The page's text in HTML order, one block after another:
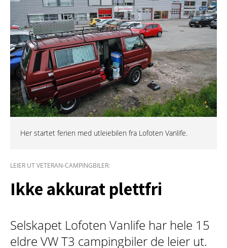
Her startet ferien med utleiebilen fra Lofoten Vanlife.
LEIER UT VETERAN-CAMPINGBILER:
Ikke akkurat plettfri
Selskapet Lofoten Vanlife har hele 15
eldre VW T3 campingbiler de leier ut.